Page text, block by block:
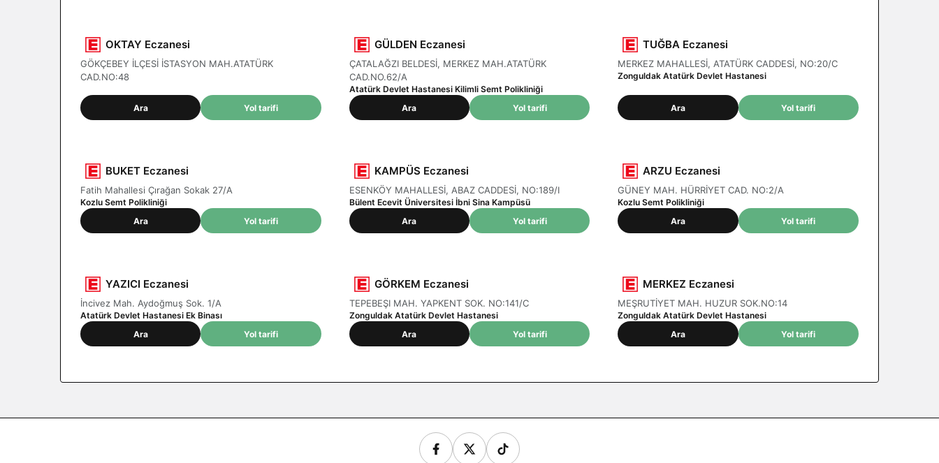
OKTAY Eczanesi
GÖKÇEBEY İLÇESİ İSTASYON MAH.ATATÜRK
CAD.NO:48
Ara Yol tarifi
GÜLDEN Eczanesi
ÇATALAĞZI BELDESİ, MERKEZ MAH.ATATÜRK
CAD.NO.62/A
Atatürk Devlet Hastanesi Kilimli Semt Polikliniği
Ara
Yol tarifi
TUĞBA Eczanesi
MERKEZ MAHALLESİ, ATATÜRK CADDESİ, NO:20/C
Zonguldak Atatürk Devlet Hastanesi
Ara Yol tarifi
BUKET Eczanesi
Fatih Mahallesi Çırağan Sokak 27/A
Kozlu Semt Polikliniği
Ara
Yol tarifi
KAMPÜS Eczanesi
ESENKÖY MAHALLESİ, ABAZ CADDESİ, NO:189/I
Bülent Ecevit Üniversitesi İbni Sina Kampüsü
Ara
Yol tarifi
ARZU Eczanesi
GÜNEY MAH. HÜRRİYET CAD. NO:2/A
Kozlu Semt Polikliniği
Ara
Yol tarifi
YAZICI Eczanesi
İncivez Mah. Aydoğmuş Sok. 1/A
Atatürk Devlet Hastanesi Ek Binası
Ara
Yol tarifi
GÖRKEM Eczanesi
TEPEBEŞI MAH. YAPKENT SOK. NO:141/C
Zonguldak Atatürk Devlet Hastanesi
Ara
Yol tarifi
MERKEZ Eczanesi
MEŞRUTİYET MAH. HUZUR SOK.NO:14
Zonguldak Atatürk Devlet Hastanesi
Ara
Yol tarifi